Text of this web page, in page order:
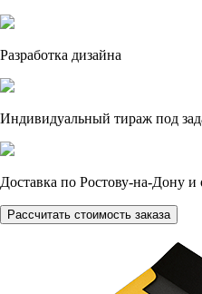
Разработка дизайна
Индивидуальный тираж под
Доставка по Ростову-на-Дону и
Рассчитать стоимость заказа